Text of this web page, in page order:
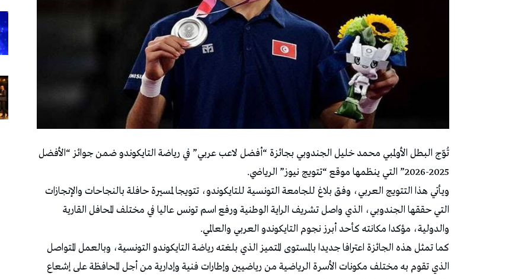
تُوّج البطل الأولمبي محمد خليل الجندوبي بجائزة “أفضل لاعب عربي” في رياضة التايكوندو ضمن جوائز “الأفضل
2025-2026” التي ينظمها موقع “تتويج نيوز” الرياضي.
ويأتي هذا التتويج العربي، وفق بلاغ للجامعة التونسية للتايكوندو، تتويجا لمسيرة حافلة بالنجاحات والإنجازات
التي حققها الجندوبي، الذي واصل تشريف الراية الوطنية ورفع اسم تونس عاليا في مختلف المحافل القارية
والدولية، مؤكدا مكانته كأحد أبرز نجوم التايكوندو العربي والعالمي.
كما تمثل هذه الجائزة اعترافا جديدا بالمستوى المتميز الذي بلغته رياضة التايكوندو التونسية، وبالعمل المتواصل
الذي تقوم به مختلف مكونات الأسرة الرياضية من رياضيين وإطارات فنية وإدارية من أجل المحافظة على إشعاع